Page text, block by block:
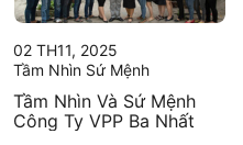
02 TH11, 2025
Tầm Nhìn Sứ Mệnh
Tầm Nhìn Và Sứ Mệnh
Công Ty VPP Ba Nhất